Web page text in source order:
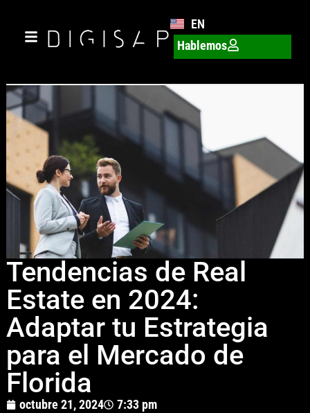
EN
Hablemos
Tendencias de Real
Estate en 2024:
Adaptar tu Estrategia
para el Mercado de
Florida
octubre 21, 2024
7:33 pm